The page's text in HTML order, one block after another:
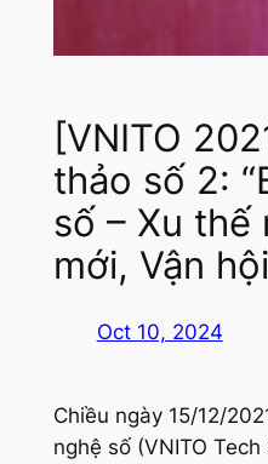
[VNITO
thảo số 2:
số – Xu thế
mới, Vận
Oct 10, 2024
Chiều ngày 15/12/
nghệ số (VNITO